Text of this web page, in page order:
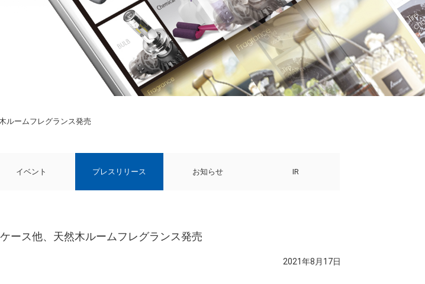
ルームフレグランス発売
イベント プレスリリース お知らせ IR
ース他、天然木ルームフレグランス発売
2021年8月17日